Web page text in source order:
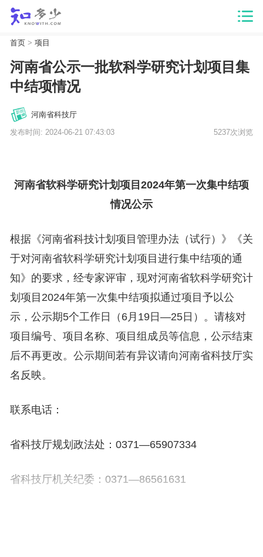
首页> 项目
河南省公示一批软科学研究计划项目集
中结项情况
河南省科技厅
发布时间: 2024-06-21 07:43:03 5237次浏览
河南省软科学研究计划项目2024年第一次集中结项
情况公示
根据《河南省科技计划项目管理办法（试行）》《关
于对河南省软科学研究计划项目进行集中结项的通
知》的要求，经专家评审，现对河南省软科学研究计
划项目2024年第一次集中结项拟通过项目予以公
示，公示期5个工作日（6月19日—25日）。请核对
项目编号、项目名称、项目组成员等信息，公示结束
后不再更改。公示期间若有异议请向河南省科技厅实
名反映。
联系电话：
省科技厅规划政法处：0371—65907334
省科技厅机关纪委：0371—86561631